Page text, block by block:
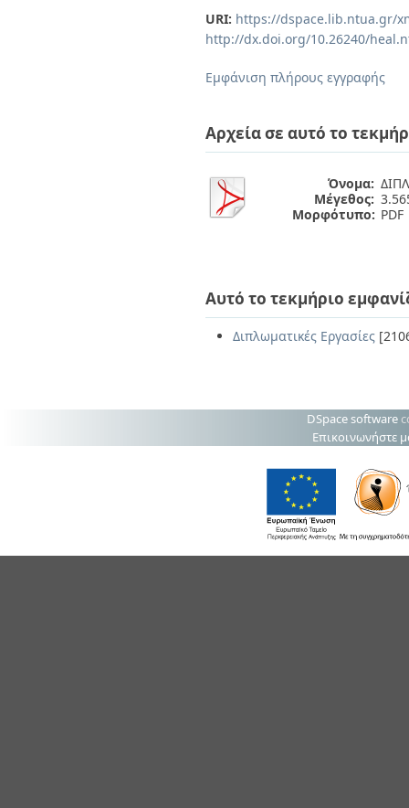
URI: https://dspace.lib.ntua.gr/
http://dx.doi.org/10.26240/
Εμφάνιση πλήρους εγγραφής
Αρχεία σε αυτό το
Όνομα:
Μέγεθος:
Μορφότυπο: PDF
Αυτό το τεκμήριο
Διπλωματικές Εργασίες
DSpace software
Επικοινωνήστε